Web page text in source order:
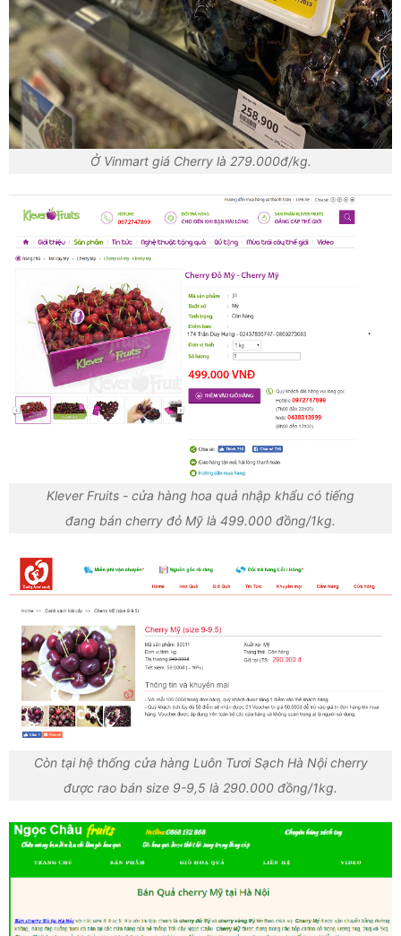
Ở Vinmart giá Cherry là 279.000đ/kg.
Klever Fruits - cửa hàng hoa quả nhập khẩu có tiếng
đang bán cherry đỏ Mỹ là 499.000 đồng/1kg.
Còn tại hệ thống cửa hàng Luôn Tươi Sạch Hà Nội cherry
được rao bán size 9-9,5 là 290.000 đồng/1kg.